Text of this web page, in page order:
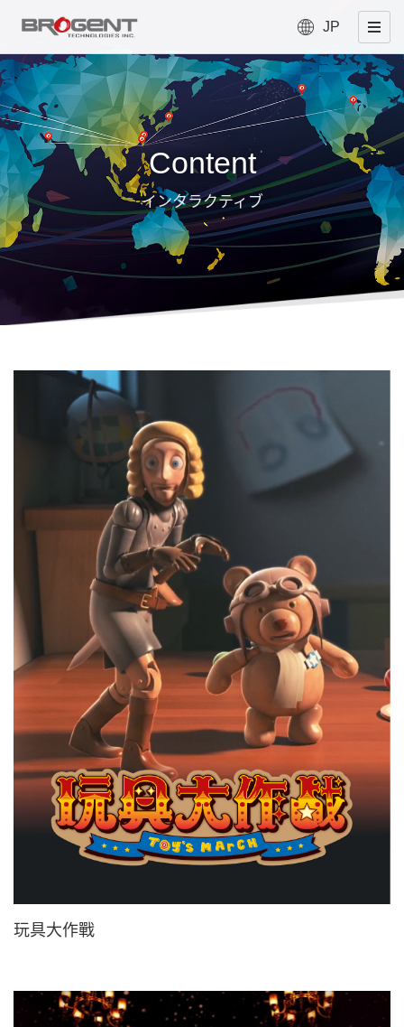
JP
Content
インタラクティブ
玩具大作戰